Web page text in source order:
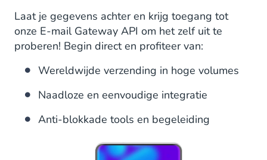
Laat je gegevens achter en krijg toegang tot
onze E-mail Gateway API om het zelf uit te
proberen! Begin direct en profiteer van:
Wereldwijde verzending in hoge volumes
Naadloze en eenvoudige integratie
Anti-blokkade tools en begeleiding